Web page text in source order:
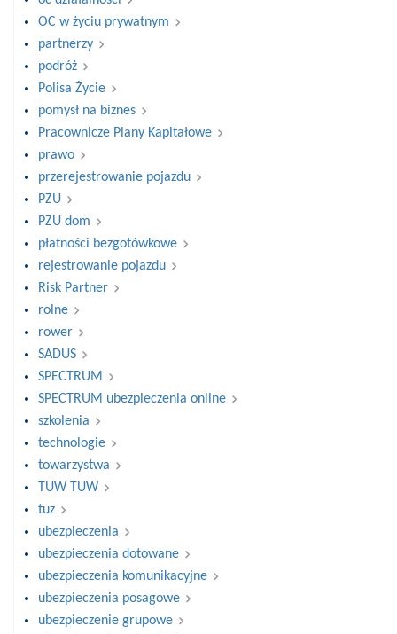
OC w życiu prywatnym
partnerzy
podróż
Polisa Życie
pomysł na biznes
Pracownicze Plany Kapitałowe
prawo
przerejestrowanie pojazdu
PZU
PZU dom
płatności bezgotówkowe
rejestrowanie pojazdu
Risk Partner
rolne
rower
SADUS
SPECTRUM
SPECTRUM ubezpieczenia online
szkolenia
technologie
towarzystwa
TUW TUW
tuz
ubezpieczenia
ubezpieczenia dotowane
ubezpieczenia komunikacyjne
ubezpieczenia posagowe
ubezpieczenie grupowe